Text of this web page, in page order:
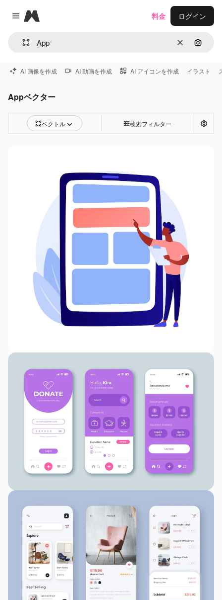
Close menu
Magnific
消去 画像で
料金 ログイン
AI 画像を作成 AI 動画を作成 AI アイコンを作成 イラスト
Appベクター
ベクトル 検索フィルター